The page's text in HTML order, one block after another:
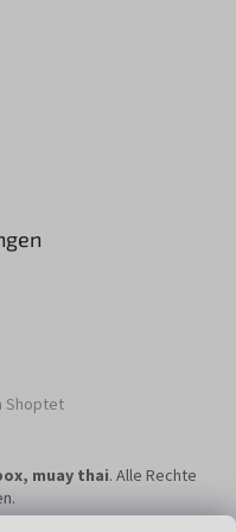
Shoptet
muay thai. Alle Rechte